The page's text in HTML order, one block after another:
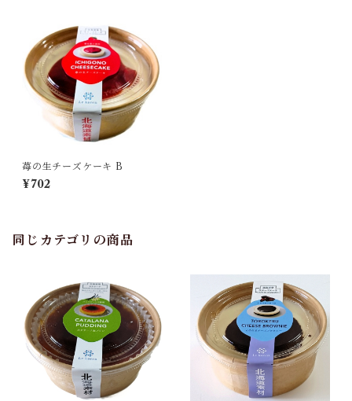
苺の生チーズケーキ B
¥702
同じカテゴリの商品